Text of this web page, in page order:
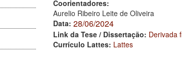
Coorientadores:
Aurelio Ribeiro Leite de Oliveira
Data: 28/06/2024
Link da Tese / Dissertação: Derivada
Currículo Lattes: Lattes